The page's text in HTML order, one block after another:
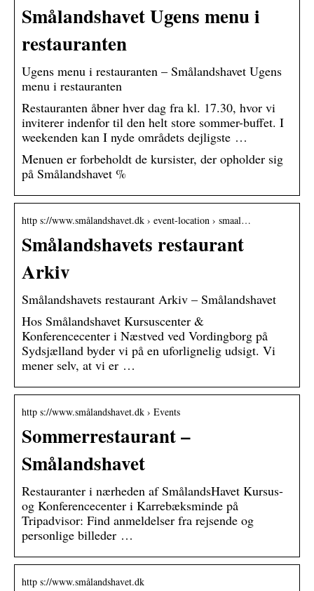
Smålandshavet Ugens menu i
restauranten
Ugens menu i restauranten – Smålandshavet Ugens
menu i restauranten
Restauranten åbner hver dag fra kl. 17.30, hvor vi
inviterer indenfor til den helt store sommer-buffet. I
weekenden kan I nyde områdets dejligste …
Menuen er forbeholdt de kursister, der opholder sig
på Smålandshavet %
http s://www.smålandshavet.dk › event-location › smaal…
Smålandshavets restaurant
Arkiv
Smålandshavets restaurant Arkiv – Smålandshavet
Hos Smålandshavet Kursuscenter &
Konferencecenter i Næstved ved Vordingborg på
Sydsjælland byder vi på en uforlignelig udsigt. Vi
mener selv, at vi er …
http s://www.smålandshavet.dk › Events
Sommerrestaurant –
Smålandshavet
Restauranter i nærheden af SmålandsHavet Kursus-
og Konferencecenter i Karrebæksminde på
Tripadvisor: Find anmeldelser fra rejsende og
personlige billeder …
http s://www.smålandshavet.dk